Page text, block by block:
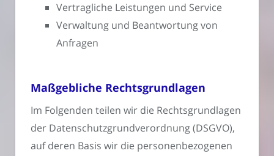
Vertragliche Leistungen und Service
Verwaltung und Beantwortung von
Anfragen
Maßgebliche Rechtsgrundlagen
Im Folgenden teilen wir die Rechtsgrundlagen
der Datenschutzgrundverordnung (DSGVO),
auf deren Basis wir die personenbezogenen